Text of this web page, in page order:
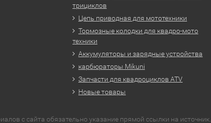
трициклов
Цепь приводная для мототехники
Тормозные колодки для квадро-мото
техники
Аккумуляторы и зарядные устройства
карбюраторы Mikuni
Запчасти для квадроциклов ATV
Новые товары
с сайта обязательно указание прямой ссылки на источник.